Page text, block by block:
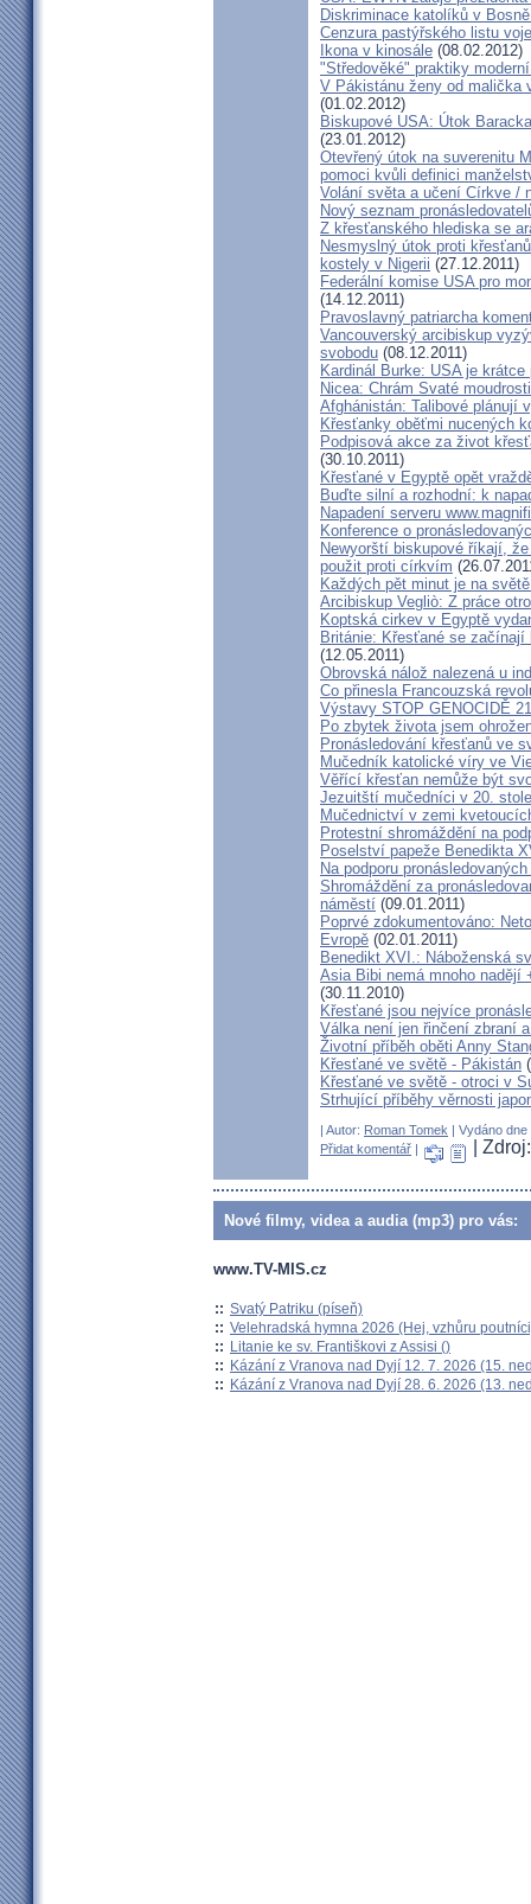
Diskriminace katolíků v
Cenzura pastýřského listu
Ikona v kinosále (08.02.2012)
"Středověké" praktiky
V Pákistánu ženy od malička
(01.02.2012)
Biskupové USA: Útok
(23.01.2012)
Otevřený útok na suverenitu
pomoci kvůli definici
Volání světa a učení Církve /
Nový seznam
Z křesťanského hlediska se
Nesmyslný útok proti
kostely v Nigerii (27.12.2011)
Federální komise USA pro
(14.12.2011)
Pravoslavný patriarcha
Vancouverský arcibiskup
svobodu (08.12.2011)
Kardinál Burke: USA je
Nicea: Chrám Svaté
Afghánistán: Talibové plánují
Křesťanky oběťmi nucených
Podpisová akce za život
(30.10.2011)
Křesťané v Egyptě opět
Buďte silní a rozhodní: k
Napadení serveru
Konference o
Newyorští biskupové říkají,
použit proti církvím
Každých pět minut je na
Arcibiskup Vegliò: Z práce
Koptská cirkev v Egyptě
Británie: Křesťané se
(12.05.2011)
Obrovská nálož nalezená u
Co přinesla Francouzská
Výstavy STOP GENOCIDĚ
Po zbytek života jsem
Pronásledování křesťanů ve
Mučedník katolické víry ve
Věřící křesťan nemůže být
Jezuitští mučedníci v 20.
Mučednictví v zemi
Protestní shromáždění na
Poselství papeže Benedikta
Na podporu
Shromáždění za
náměstí (09.01.2011)
Poprvé zdokumentováno:
Evropě (02.01.2011)
Benedikt XVI.: Náboženská
Asia Bibi nemá mnoho nadějí
(30.11.2010)
Křesťané jsou nejvíce
Válka není jen řinčení zbraní
Životní příběh oběti Anny
Křesťané ve světě - Pákistán
Křesťané ve světě - otroci v
Strhující příběhy věrnosti
| Autor: Roman Tomek | Vydáno
Přidat komentář | |
Nové filmy, videa a audia (mp3) pro vás:
www.TV-MIS.cz
:: Svatý Patriku (píseň)
:: Velehradská hymna 2026 (Hej, vzhůru
:: Litanie ke sv. Františkovi z Assisi ()
:: Kázání z Vranova nad Dyjí 12. 7. 2026 (15.
:: Kázání z Vranova nad Dyjí 28. 6. 2026 (13.